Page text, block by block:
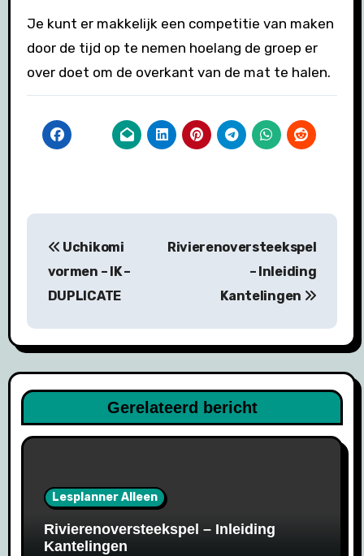
Je kunt er makkelijk een competitie van maken
door de tijd op te nemen hoelang de groep er
over doet om de overkant van de mat te halen.
navigatie
Uchikomi
vormen – IK –
DUPLICATE
Rivierenoversteekspel
– Inleiding
Kantelingen
Gerelateerd bericht
Lesplanner Alleen
Rivierenoversteekspel – Inleiding
Kantelingen